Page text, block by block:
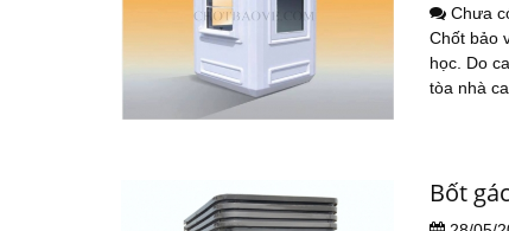
Chưa
Chốt bảo
học. Do
tòa nhà
Bốt